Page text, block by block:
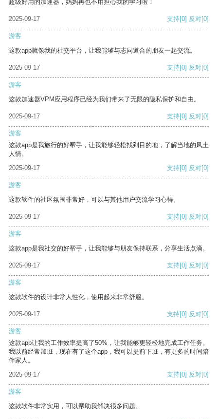
超级好用的加速器，妈妈再也不用担心我的学习啦！
2025-09-17 支持[0] 反对[0]
游客
这款app就像我的社交平台，让我能够与志同道合的朋友一起交流。
2025-09-17 支持[0] 反对[0]
游客
这款加速器VPM应用程序已经为我们带来了无限的隐私保护和自由。
2025-09-17 支持[0] 反对[0]
游客
这款app是我旅行的好帮手，让我能够轻松找到目的地，了解当地的风土
人情。
2025-09-17
支持[0] 反对[0]
游客
这款软件的社区氛围非常好，可以与其他用户交流学习心得。
2025-09-17 支持[0] 反对[0]
游客
这款app是我社交的好帮手，让我能够与朋友保持联系，分享生活点滴。
2025-09-17 支持[0] 反对[0]
游客
这款软件的设计非常人性化，使用起来非常舒服。
2025-09-17 支持[0] 反对[0]
游客
这款app让我的工作效率提高了50%，让我能够更轻松地完成工作任务。
我以前经常加班，现在有了这个app，我可以提前下班，有更多的时间陪
伴家人。
2025-09-17
支持[0] 反对[0]
游客
这款软件非常实用，可以帮助我解决很多问题。